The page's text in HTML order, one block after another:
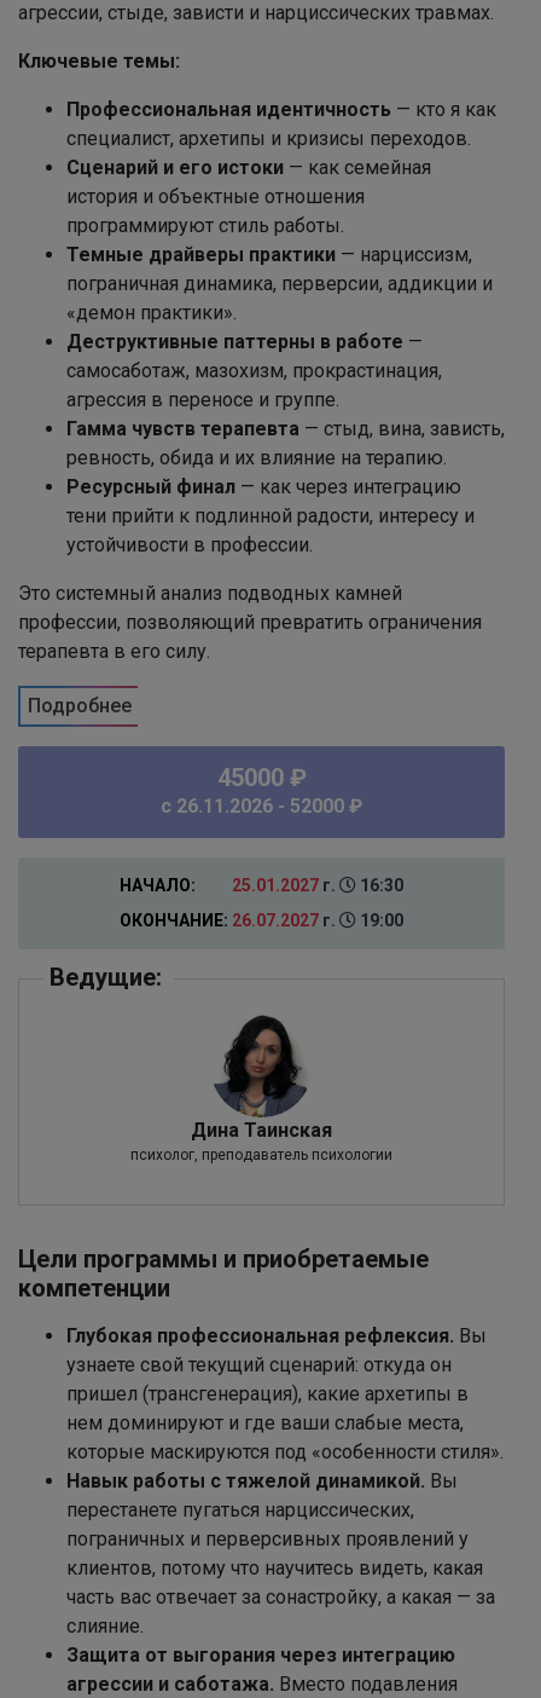
агрессии, стыде, зависти и нарциссических травмах.
Ключевые темы:
Профессиональная идентичность — кто я как
специалист, архетипы и кризисы переходов.
Сценарий и его истоки — как семейная
история и объектные отношения
программируют стиль работы.
Темные драйверы практики — нарциссизм,
пограничная динамика, перверсии, аддикции и
«демон практики».
Деструктивные паттерны в работе —
самосаботаж, мазохизм, прокрастинация,
агрессия в переносе и группе.
Гамма чувств терапевта — стыд, вина, зависть,
ревность, обида и их влияние на терапию.
Ресурсный финал — как через интеграцию
тени прийти к подлинной радости, интересу и
устойчивости в профессии.
Это системный анализ подводных камней
профессии, позволяющий превратить ограничения
терапевта в его силу.
Подробнее
45000 ₽
c 26.11.2026 - 52000 ₽
НАЧАЛО:
ОКОНЧАНИЕ:
25.01.2027 г.
16:30
26.07.2027 г. 19:00
Ведущие:
Дина Таинская
психолог, преподаватель психологии
Цели программы и приобретаемые
компетенции
Глубокая профессиональная рефлексия. Вы
узнаете свой текущий сценарий: откуда он
пришел (трансгенерация), какие архетипы в
нем доминируют и где ваши слабые места,
которые маскируются под «особенности стиля».
Навык работы с тяжелой динамикой. Вы
перестанете пугаться нарциссических,
пограничных и перверсивных проявлений у
клиентов, потому что научитесь видеть, какая
часть вас отвечает за сонастройку, а какая — за
слияние.
Защита от выгорания через интеграцию
агрессии и саботажа. Вместо подавления